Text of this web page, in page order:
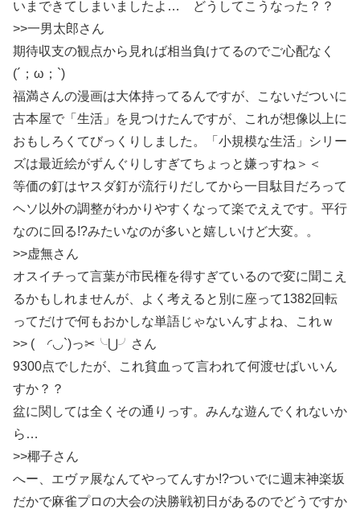
いまできてしまいましたよ… どうしてこうなった？？
>>一男太郎さん
期待収支の観点から見れば相当負けてるのでご心配なく
(´；ω；`)
福満さんの漫画は大体持ってるんですが、こないだついに
古本屋で「生活」を見つけたんですが、これが想像以上に
おもしろくてびっくりしました。「小規模な生活」シリー
ズは最近絵がずんぐりしすぎてちょっと嫌っすね＞＜
等価の釘はヤスダ釘が流行りだしてから一目駄目だろって
ヘソ以外の調整がわかりやすくなって楽でええです。平行
なのに回る!?みたいなのが多いと嬉しいけど大変。。
>>虚無さん
オスイチって言葉が市民権を得すぎているので変に聞こえ
るかもしれませんが、よく考えると別に座って1382回転
ってだけで何もおかしな単語じゃないんすよね、これｗ
>> ( ◜​​◡`)っ✂╰⋃╯さん
9300点でしたが、これ貧血って言われて何渡せばいいん
すか？？
盆に関しては全くその通りっす。みんな遊んでくれないか
ら…
>>椰子さん
へー、エヴァ展なんてやってんすか!?ついでに週末神楽坂
だかで麻雀プロの大会の決勝戦初日があるのでどうですか